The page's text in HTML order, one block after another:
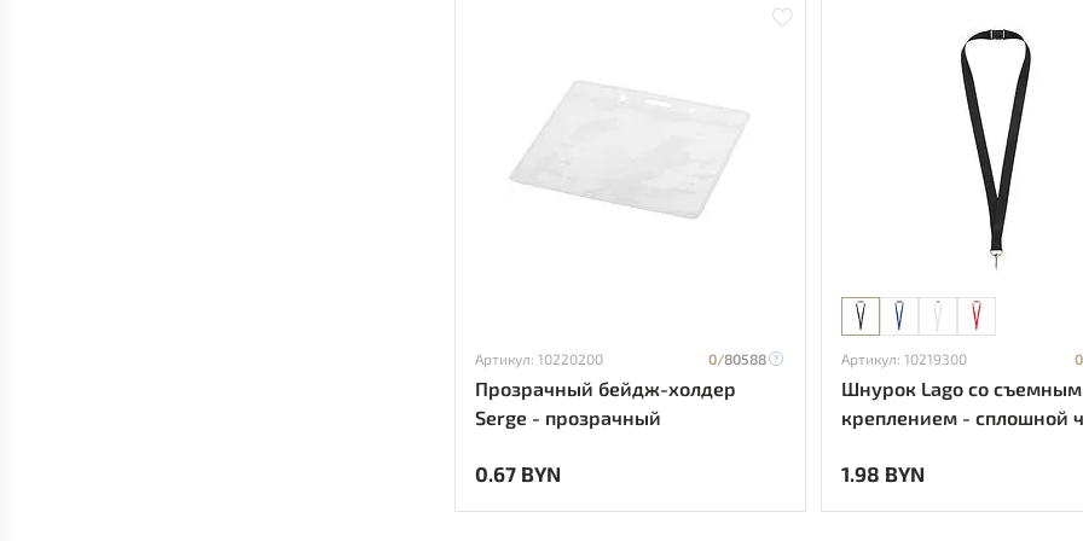
Артикул: 10220200 0/80588
Прозрачный бейдж-холдер
Serge - прозрачный
0.67 BYN
Артикул: 10219300
Шнурок Lago со съемным
креплением - сплошной
1.98 BYN